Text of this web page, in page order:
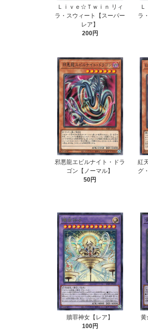
Ｌｉｖｅ☆Ｔｗｉｎ リィ
ラ・スウィート【スーパー
レア】
200円
ラ
邪悪龍エビルナイト・ドラ
ゴン【ノーマル】
50円
紅
グ
贖罪神女【レア】
100円
黄